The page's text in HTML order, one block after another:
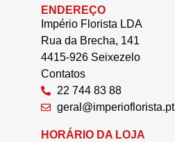
ENDEREÇO
Império Florista LDA
Rua da Brecha, 141
4415-926 Seixezelo
Contatos
22 744 83 88
geral@imperioflorista.pt
HORÁRIO DA LOJA